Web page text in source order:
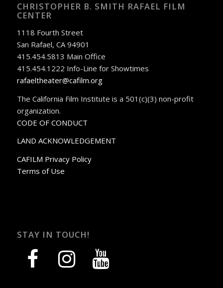
CHRISTOPHER B. SMITH RAFAEL FILM
CENTER
1118 Fourth Street
San Rafael, CA 94901
415.454.5813 Main Office
415.454.1222 Info-Line for Showtimes
rafaeltheater@cafilm.org
The California Film Institute is a 501(c)(3) non-profit
organization.
CODE OF CONDUCT
LAND ACKNOWLEDGEMENT
CAFILM Privacy Policy
Terms of Use
STAY IN TOUCH!
facebook instagram youtube